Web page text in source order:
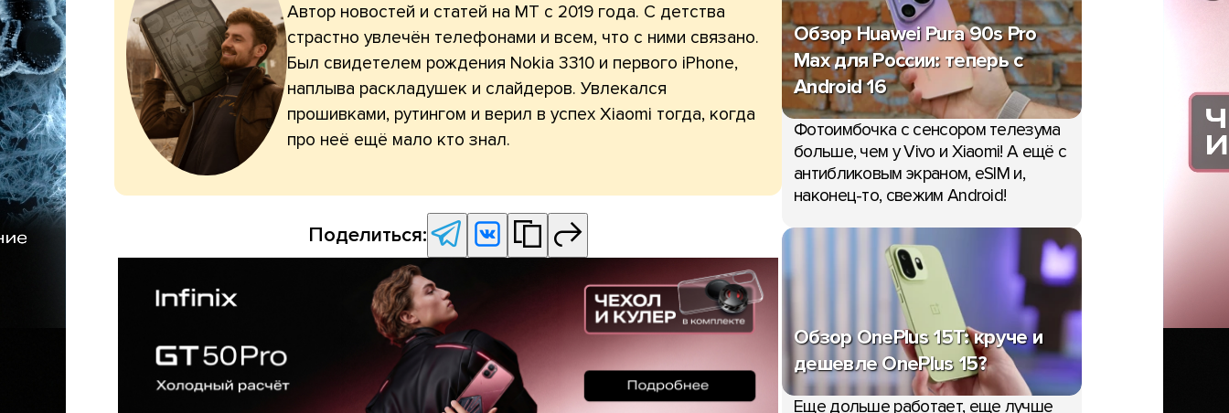
Автор новостей и статей на МТ с 2019 года. С детства
страстно увлечён телефонами и всем, что с ними связано.
Был свидетелем рождения Nokia 3310 и первого iPhone,
наплыва раскладушек и слайдеров. Увлекался
прошивками, рутингом и верил в успех Xiaomi тогда, когда
про неё ещё мало кто знал.
Поделиться:
Обзор Huawei Pura 90s Pro
Max для России: теперь с
Android 16
Фотоимбочка с сенсором телезума
больше, чем у Vivo и Xiaomi! А ещё с
антибликовым экраном, eSIM и,
наконец-то, свежим Android!
Обзор OnePlus 15T: круче и
дешевле OnePlus 15?
Еще дольше работает, еще лучше